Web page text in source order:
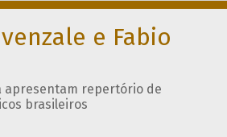
e Fabio
apresentam repertório de
brasileiros